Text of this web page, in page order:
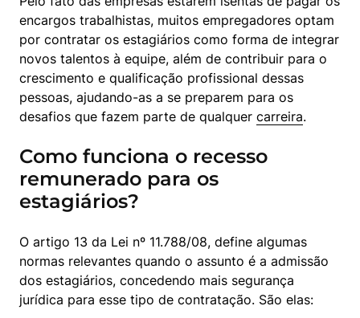
encargos trabalhistas, muitos empregadores optam
por contratar os estagiários como forma de integrar
novos talentos à equipe, além de contribuir para o
crescimento e qualificação profissional dessas
pessoas, ajudando-as a se preparem para os
desafios que fazem parte de qualquer carreira.
Como funciona o recesso
remunerado para os
estagiários?
O artigo 13 da Lei nº 11.788/08, define algumas
normas relevantes quando o assunto é a admissão
dos estagiários, concedendo mais segurança
jurídica para esse tipo de contratação. São elas: